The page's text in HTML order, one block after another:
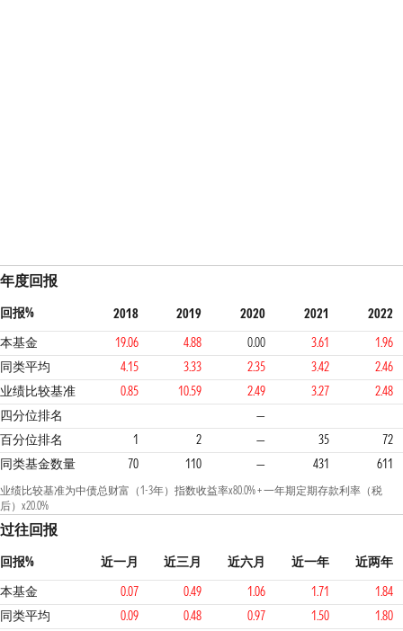
年度回报
回报% 2018 2019 2020 2021
2022
本基金
19.06 4.88 0.00 3.61
1.96
同类平均
4.15 3.33 2.35 3.42
2.46
业绩比较基准
0.85 10.59 2.49 3.27
2.48
四分位排名
1
1
—
2 3 1
百分位排名 1 2 — 35
72
同类基金数量
70 110 — 431 611
业绩比较基准为中债总财富（1-3年）指数收益率x80.0% + 一年期定期存款利率（税
后）x20.0%
过往回报
回报% 近一月 近三月 近六月 近一年
近两年
本基金
0.07 0.49 1.06 1.71
1.84
同类平均
0.09 0.48 0.97 1.50
1.80